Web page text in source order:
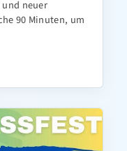
neuer
90 Minuten, um